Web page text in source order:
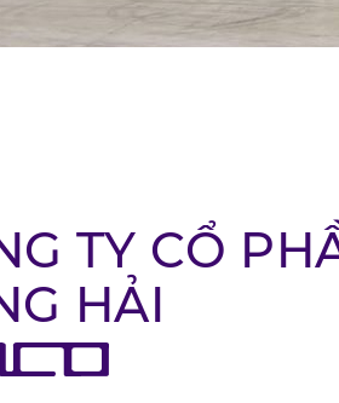
TY CỔ
HẢI